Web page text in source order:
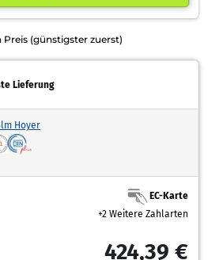
Preis (günstigster zuerst)
Lieferung
Hoyer
EC-Karte
+2 Weitere Zahlarten
424,39 €